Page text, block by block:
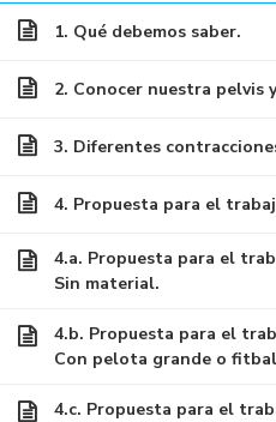
Inicio/Cursos
1. Qué debemos saber.
2. Conocer nuestra pelvis
3. Diferentes
4. Propuesta para el
4.a. Propuesta para el
Sin material.
4.b. Propuesta para el
Con pelota grande o
4.c. Propuesta para el